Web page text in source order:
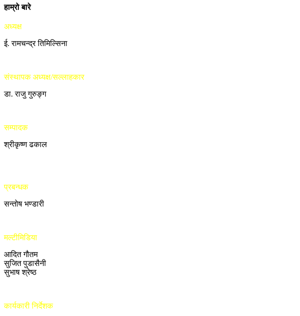
हाम्रो बारे
अध्यक्ष
ई. रामचन्द्र तिमिल्सिना
संस्थापक अध्यक्ष/सल्लाहकार
डा. राजु गुरुङ्ग
सम्पादक
श्रीकृष्ण ढकाल
प्रबन्धक
सन्तोष भण्डारी
मल्टीमिडिया
आदित गौतम
सुजित पुडासैनी
सुभाष श्रेष्ठ
कार्यकारी निर्देशक